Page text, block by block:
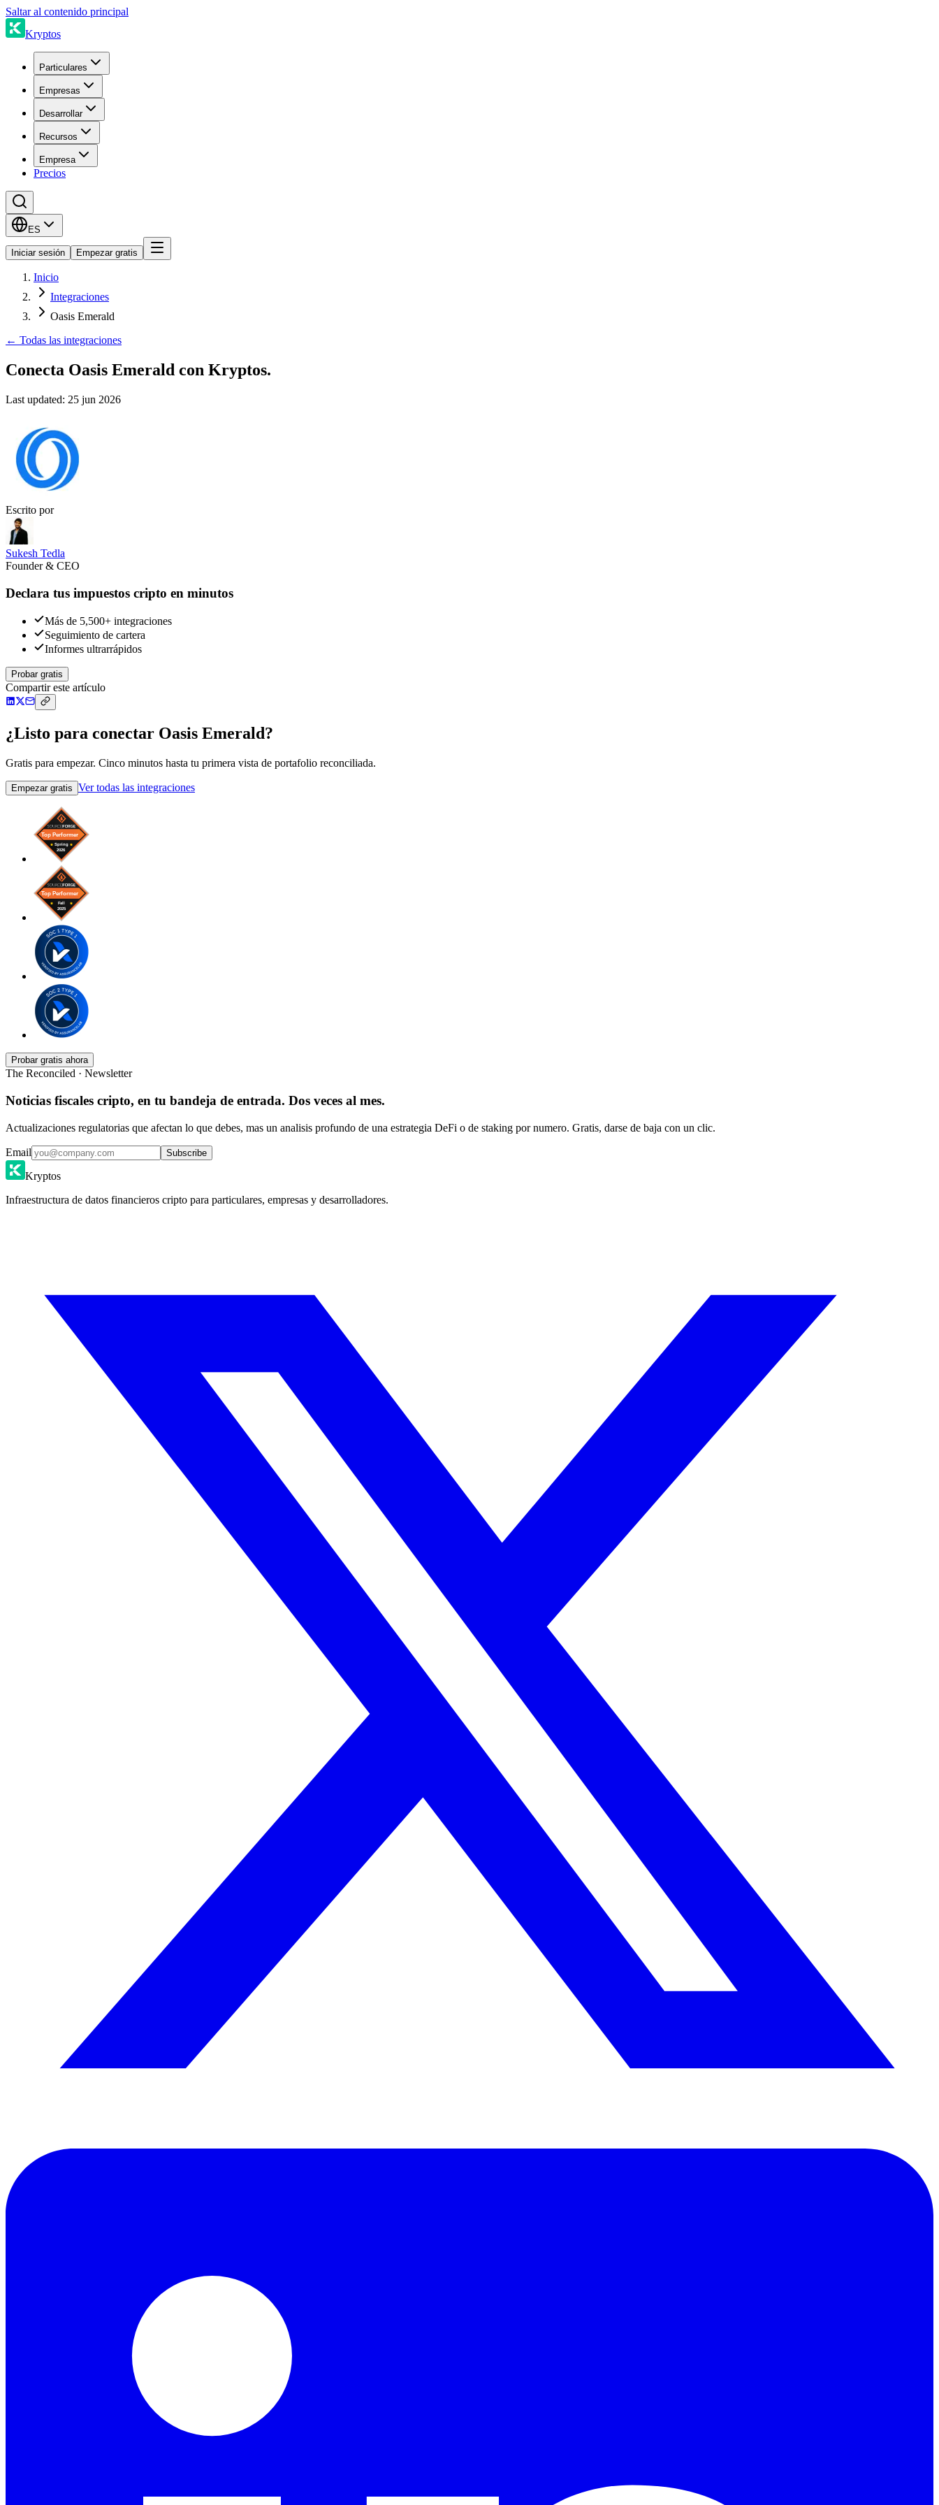
Saltar al contenido principal
Kryptos
Particulares
Empresas
Desarrollar
Recursos
Empresa
Precios
ES
Iniciar sesión Empezar gratis
Inicio
Integraciones
Oasis Emerald
← Todas las integraciones
Conecta Oasis Emerald con Kryptos.
Last updated: 25 jun 2026
Escrito por
Sukesh Tedla
Founder & CEO
Declara tus impuestos cripto en minutos
Más de 5,500+ integraciones
Seguimiento de cartera
Informes ultrarrápidos
Probar gratis
Compartir este artículo
¿Listo para conectar Oasis Emerald?
Gratis para empezar. Cinco minutos hasta tu primera vista de portafolio reconciliada.
Empezar gratis Ver todas las integraciones
Probar gratis ahora
The Reconciled · Newsletter
Noticias fiscales cripto, en tu bandeja de entrada. Dos veces al mes.
Actualizaciones regulatorias que afectan lo que debes, mas un analisis profundo de una estrategia DeFi o de staking por numero. Gratis, darse de baja con un clic.
Email Subscribe
Kryptos
Infraestructura de datos financieros cripto para particulares, empresas y desarrolladores.